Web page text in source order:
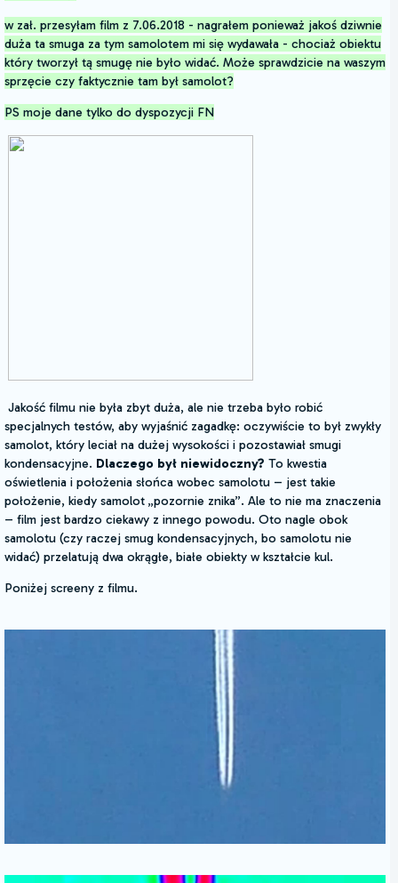
w zał. przesyłam film z 7.06.2018 - nagrałem ponieważ jakoś dziwnie
duża ta smuga za tym samolotem mi się wydawała - chociaż obiektu
który tworzył tą smugę nie było widać. Może sprawdzicie na waszym
sprzęcie czy faktycznie tam był samolot?
PS moje dane tylko do dyspozycji FN
Jakość filmu nie była zbyt duża, ale nie trzeba było robić
specjalnych testów, aby wyjaśnić zagadkę: oczywiście to był zwykły
samolot, który leciał na dużej wysokości i pozostawiał smugi
kondensacyjne. Dlaczego był niewidoczny? To kwestia
oświetlenia i położenia słońca wobec samolotu – jest takie
położenie, kiedy samolot „pozornie znika”. Ale to nie ma znaczenia
– film jest bardzo ciekawy z innego powodu. Oto nagle obok
samolotu (czy raczej smug kondensacyjnych, bo samolotu nie
widać) przelatują dwa okrągłe, białe obiekty w kształcie kul.
Poniżej screeny z filmu.